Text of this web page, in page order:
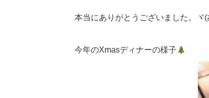
本当にありがとうございました。
今年のXmasディナーの様子